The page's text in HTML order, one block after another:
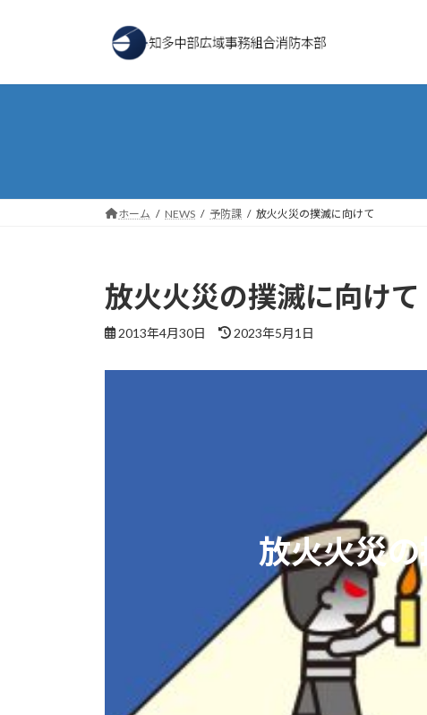
プ
動
ホーム NEWS 予防課 放火火災の撲滅に向けて
放火火災の撲滅に向けて
2013年4月30日
最
更
2023年5月1日
放火火災